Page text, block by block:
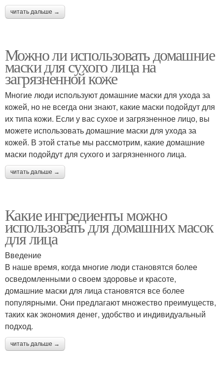
читать дальше →
Можно ли использовать домашние
маски для сухого лица на
загрязненной коже
Многие люди используют домашние маски для ухода за
кожей, но не всегда они знают, какие маски подойдут для
их типа кожи. Если у вас сухое и загрязненное лицо, вы
можете использовать домашние маски для ухода за
кожей. В этой статье мы рассмотрим, какие домашние
маски подойдут для сухого и загрязненного лица.
читать дальше →
Какие ингредиенты можно
использовать для домашних масок
для лица
Введение
В наше время, когда многие люди становятся более
осведомленными о своем здоровье и красоте,
домашние маски для лица становятся все более
популярными. Они предлагают множество преимуществ,
таких как экономия денег, удобство и индивидуальный
подход.
читать дальше →